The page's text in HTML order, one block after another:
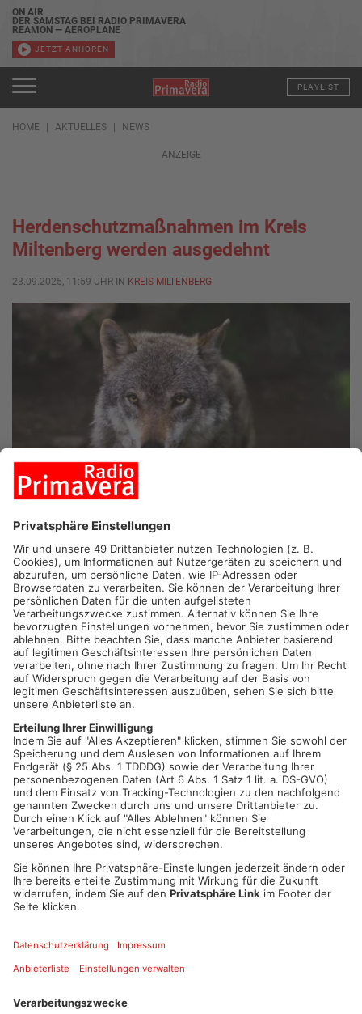
ON AIR
DER SAMSTAG BEI RADIO PRIMAVERA
REAMON — AEROPLANE
JETZT ANHÖREN
PLAYLIST
HOME AKTUELLES NEWS
ANZEIGE
Herdenschutzmaßnahmen im Kreis
Miltenberg werden ausgedehnt
23.09.2025, 11:59 UHR IN KREIS MILTENBERG
MILTENBERG. Nachdem ein Wolf in Mönchberg mehrere
Nutztiere gerissen hat, werden die Herdenschutzmaßnahmen
im Kreis weiter ausgedehnt. Wie das Landratsamt Miltenberg
mitteilt, werden Schutzzäune und Herdenschutzhunde jetzt in
weiteren Kommunen finanziell bezuschusst. Dazu zählen
Mönchberg, Röllbach und Collenberg – aber auch
Heimbuchenthal im Kreis Aschaffenburg. Am fünften
September hatte ein Wolf vier Schafe und eine Ziege gerissen
– mit hoher Wahrscheinlichkeit handele es sich um ein
Einzeltier auf der Durchreise.
Artikel teilen
ANZEIGE
Mehr aus Kreis
Miltenberg